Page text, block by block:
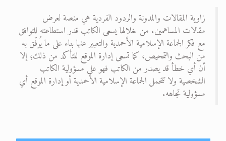
زاوية المقالات والمدونة والردود الفردية هي منصة لعرض
مقالات المساهمين. من خلالها يسعى الكاتب قدر استطاعته للتوافق
مع فكر الجماعة الإسلامية الأحمدية والتعبير عنها بناء على ما يُوفّق به
من البحث والتمحيص، كما تسعى إدارة الموقع للتأكد من ذلك؛ إلا
أن أي خطأ قد يصدر من الكاتب فهو على مسؤولية الكاتب
الشخصية ولا تتحمل الجماعة الإسلامية الأحمدية أو إدارة الموقع أي
مسؤولية تجاهه.